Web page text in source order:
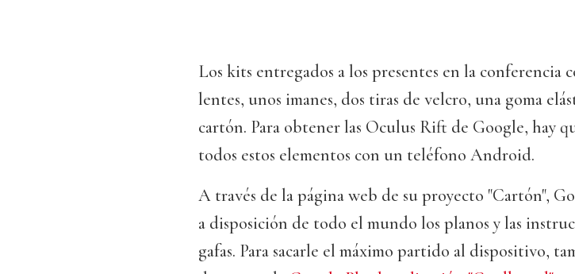
Los kits entregados a los presentes en la conferencia
lentes, unos imanes, dos tiras de velcro, una goma
cartón. Para obtener las Oculus Rift de Google, hay
todos estos elementos con un teléfono Android.
A través de la página web de su proyecto "Cartón",
a disposición de todo el mundo los planos y las
gafas. Para sacarle el máximo partido al dispositivo,